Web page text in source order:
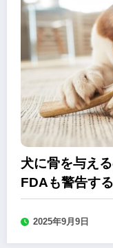
犬に骨を与え
FDAも警告す
2025年9月9日